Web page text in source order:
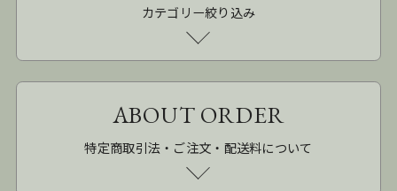
カテゴリー絞り込み
ABOUT ORDER
特定商取引法・ご注文・配送料について